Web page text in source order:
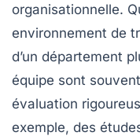
organisationnelle.
environnement de
d’un département
équipe sont
évaluation
exemple, des